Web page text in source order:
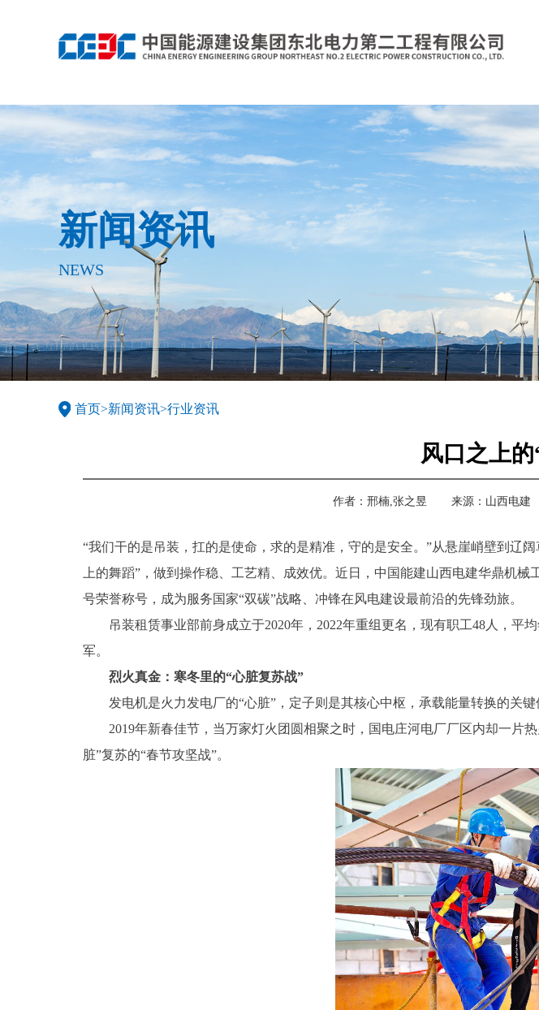
新闻资讯
NEWS
首页>新闻资讯>行业资讯
风口之上
作者： 邢楠,张之昱 来源： 山西电建
“我们干的是吊装，扛的是使命，求的是精准，守的是安全。”从悬崖峭壁到辽
上的舞蹈”，做到操作稳、工艺精、成效优。近日，中国能建山西电建华鼎机
号荣誉称号，成为服务国家“双碳”战略、冲锋在风电建设最前沿的先锋劲旅。
吊装租赁事业部前身成立于2020年，2022年重组更名，现有职工48人，平
军。
烈火真金：寒冬里的“心脏复苏战”
发电机是火力发电厂的“心脏”，定子则是其核心中枢，承载能量转换的关键
2019年新春佳节，当万家灯火团圆相聚之时，国电庄河电厂厂区内却一片
脏”复苏的“春节攻坚战”。